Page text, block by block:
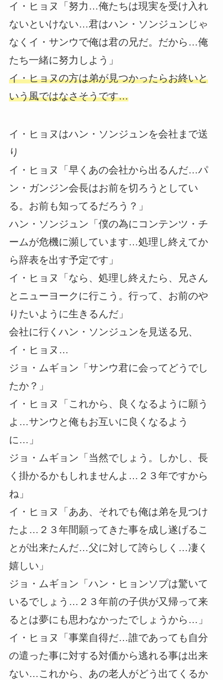
イ・ヒョヌ「努力…俺たちは現実を受け入れ
ないといけない…君はハン・ソンジュンじゃ
なくイ・サンウで俺は君の兄だ。だから…俺
たち一緒に努力しよう」
イ・ヒョヌの方は弟が見つかったらお終いと
いう風ではなさそうです…
イ・ヒョヌはハン・ソンジュンを会社まで送
り
イ・ヒョヌ「早くあの会社から出るんだ…パ
ン・ガンジン会長はお前を切ろうとしてい
る。お前も知ってるだろう？」
ハン・ソンジュン「僕の為にコンテンツ・チ
ームが危機に瀕しています…処理し終えてか
ら辞表を出す予定です」
イ・ヒョヌ「なら、処理し終えたら、兄さん
とニューヨークに行こう。行って、お前のや
りたいように生きるんだ」
会社に行くハン・ソンジュンを見送る兄、
イ・ヒョヌ…
ジョ・ムギョン「サンウ君に会ってどうでし
たか？」
イ・ヒョヌ「これから、良くなるように願う
よ…サンウと俺もお互いに良くなるよう
に…」
ジョ・ムギョン「当然でしょう。しかし、長
く掛かるかもしれませんよ…２３年ですから
ね」
イ・ヒョヌ「ああ、それでも俺は弟を見つけ
たよ…２３年間願ってきた事を成し遂げるこ
とが出来たんだ…父に対して誇らしく…凄く
嬉しい」
ジョ・ムギョン「ハン・ヒョンソプは驚いて
いるでしょう…２３年前の子供が又帰って来
るとは夢にも思わなかったでしょうから…」
イ・ヒョヌ「事業自得だ…誰であっても自分
の遣った事に対する対価から逃れる事は出来
ない…これから、あの老人がどう出てくるか